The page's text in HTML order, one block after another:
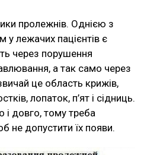
пролежнів. Однією з
у лежачих пацієнтів є
через порушення
а так само через
це область крижів,
лопаток, п’ят і сідниць.
і довго, тому треба
не допустити їх появи.